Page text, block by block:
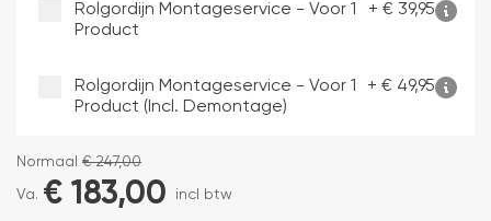
Rolgordijn Montageservice - Voor 1
Product
+ € 39,95
Rolgordijn Montageservice - Voor 1
Product (incl. Demontage)
+ € 49,95
Normaal €247,00
Va. € 183,00 incl btw